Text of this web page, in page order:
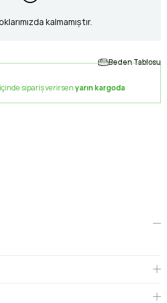
kalmamıştır.
Beden Tablosu
sipariş verirsenyarın kargoda